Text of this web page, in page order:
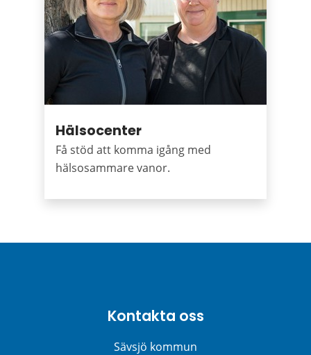
Hälsocenter
Få stöd att komma igång med
hälsosammare vanor.
Kontakta oss
Sävsjö kommun